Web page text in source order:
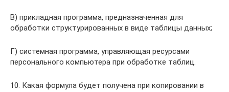
В) прикладная программа, предназначенная для
обработки структурированных в виде таблицы данных;
Г) системная программа, управляющая ресурсами
персонального компьютера при обработке таблиц.
10. Какая формула будет получена при копировании в